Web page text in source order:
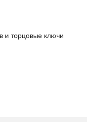
и торцовые ключи